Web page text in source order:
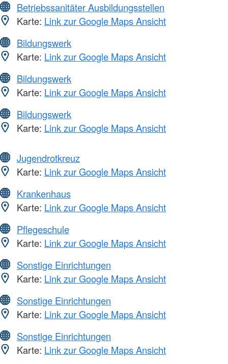
Betriebssanitäter Ausbildungsstellen
Karte: Link zur Google Maps Ansicht
Bildungswerk
Karte: Link zur Google Maps Ansicht
Bildungswerk
Karte: Link zur Google Maps Ansicht
Bildungswerk
Karte: Link zur Google Maps Ansicht
Jugendrotkreuz
Karte: Link zur Google Maps Ansicht
Krankenhaus
Karte: Link zur Google Maps Ansicht
Pflegeschule
Karte: Link zur Google Maps Ansicht
Sonstige Einrichtungen
Karte: Link zur Google Maps Ansicht
Sonstige Einrichtungen
Karte: Link zur Google Maps Ansicht
Sonstige Einrichtungen
Karte: Link zur Google Maps Ansicht